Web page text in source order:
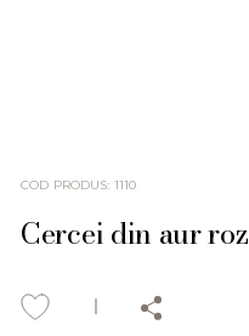
COD PRODUS: 1110
Cercei din aur roz